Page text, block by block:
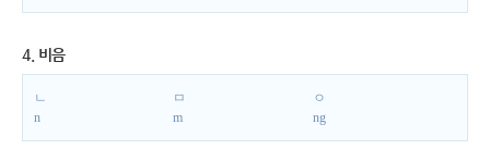
4. 비음
ㄴ
n
ㅁ
m
ㅇ
ng